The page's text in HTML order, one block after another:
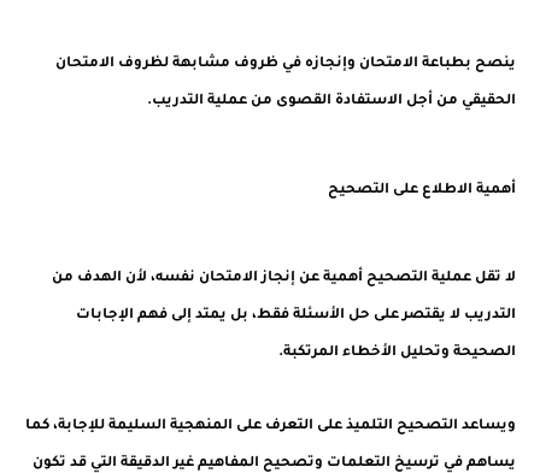
ينصح بطباعة الامتحان وإنجازه في ظروف مشابهة لظروف الامتحان
الحقيقي من أجل الاستفادة القصوى من عملية التدريب.
أهمية الاطلاع على التصحيح
لا تقل عملية التصحيح أهمية عن إنجاز الامتحان نفسه، لأن الهدف من
التدريب لا يقتصر على حل الأسئلة فقط، بل يمتد إلى فهم الإجابات
الصحيحة وتحليل الأخطاء المرتكبة.
ويساعد التصحيح التلميذ على التعرف على المنهجية السليمة للإجابة، كما
يساهم في ترسيخ التعلمات وتصحيح المفاهيم غير الدقيقة التي قد تكون